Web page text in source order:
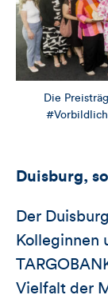
Die
Duisburg,
Der
Kolleginnen
Vielfalt der